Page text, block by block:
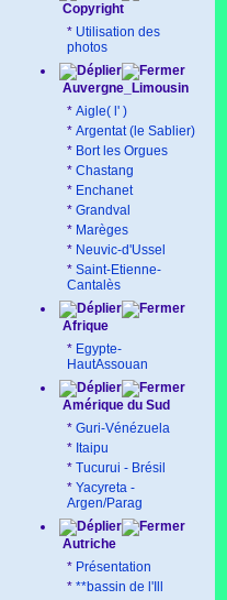
Copyright
* Utilisation des
photos
Auvergne_Limousin
* Aigle( l' )
* Argentat (le Sablier)
* Bort les Orgues
* Chastang
* Enchanet
* Grandval
* Marèges
* Neuvic-d'Ussel
* Saint-Etienne-
Cantalès
Afrique
* Egypte-
HautAssouan
Amérique du Sud
* Guri-Vénézuela
* Itaipu
* Tucurui - Brésil
* Yacyreta -
Argen/Parag
Autriche
* Présentation
* **bassin de l'Ill